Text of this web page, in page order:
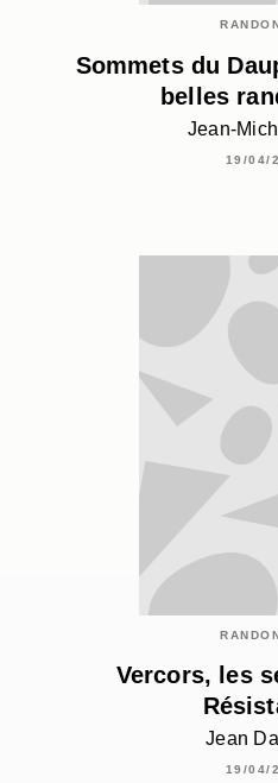
Sommets du
belles
Jean-
19/04/
Vercors, les
Jean
19/04/